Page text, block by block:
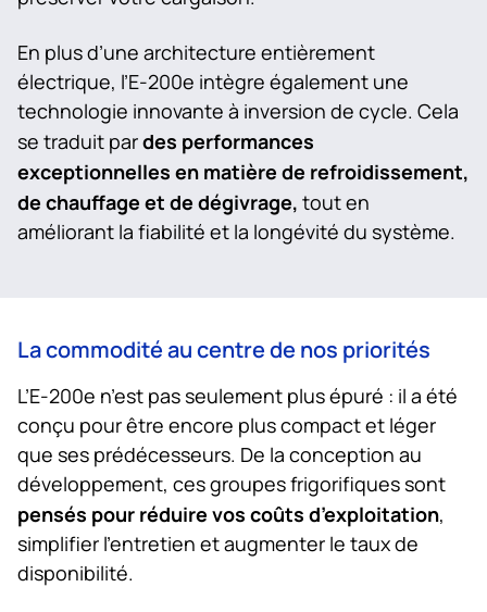
En plus d’une architecture entièrement
électrique, l’E-200e intègre également une
technologie innovante à inversion de cycle. Cela
se traduit pardes performances
exceptionnelles en matière de refroidissement,
de chauffage et de dégivrage, tout en
améliorant la fiabilité et la longévité du système.
La commodité au centre de nos priorités
L’E-200e n’est pas seulement plus épuré : il a été
conçu pour être encore plus compact et léger
que ses prédécesseurs. De la conception au
développement, ces groupes frigorifiques sont
pensés pour réduire vos coûts d’exploitation,
simplifier l’entretien et augmenter le taux de
disponibilité.